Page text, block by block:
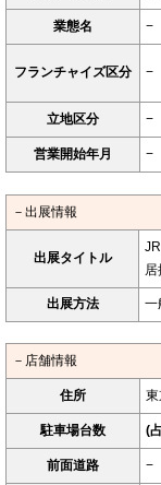
業態名 −
フランチャイズ区分 −
立地区分 −
営業開始年月 −
－出展情報
出展タイトル
出展方法 一
－店舗情報
住所 東
駐車場台数 (
前面道路 −